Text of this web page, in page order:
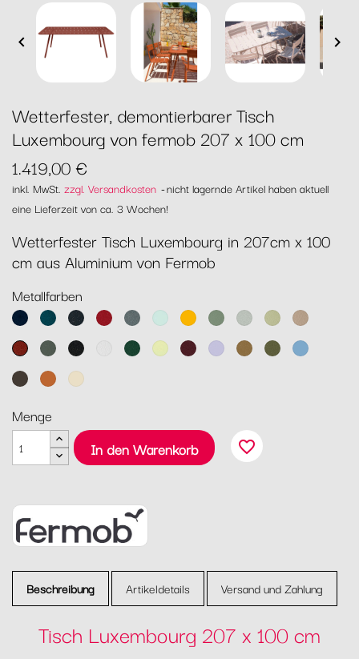
 
Wetterfester, demontierbarer Tisch
Luxembourg von fermob 207 x 100 cm
1.419,00 €
inkl. MwSt. zzgl. Versandkosten nicht lagernde Artikel haben aktuell
eine Lieferzeit von ca. 3 Wochen!
Wetterfester Tisch Luxembourg in 207cm x 100
cm aus Aluminium von Fermob
Metallfarben
AbyssblauAcapulcoblau
Anthrazit
Chili Gewittergrau
Gletscherminze
HonigKaktusLehmgrau
LindgrünMuskat
OckerRosmarin
Lakritz Baumwollweiß
Zederngrün
Zitronensorbet
Schwarzkirsche
Marshmallo
Lebkuchen
PestoMaya
TonkaKandierte
Latte-
Menge
In den Warenkorb
favorite_border
Beschreibung Artikeldetails Versand und Zahlung
Tisch Luxembourg 207 x 100 cm